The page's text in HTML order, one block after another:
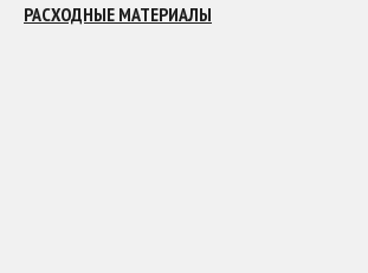
РАСХОДНЫЕ МАТЕРИАЛЫ